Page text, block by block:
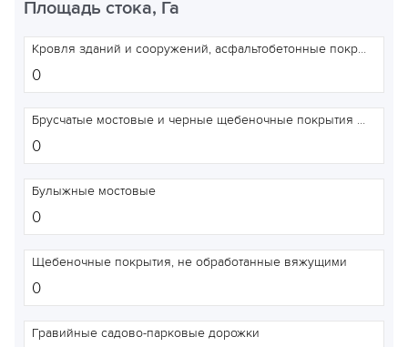
Площадь стока, Га
Кровля зданий и сооружений, асфальтобетонные покрытия дорог
Брусчатые мостовые и черные щебеночные покрытия дорог
Булыжные мостовые
Щебеночные покрытия, не обработанные вяжущими
Гравийные садово-парковые дорожки